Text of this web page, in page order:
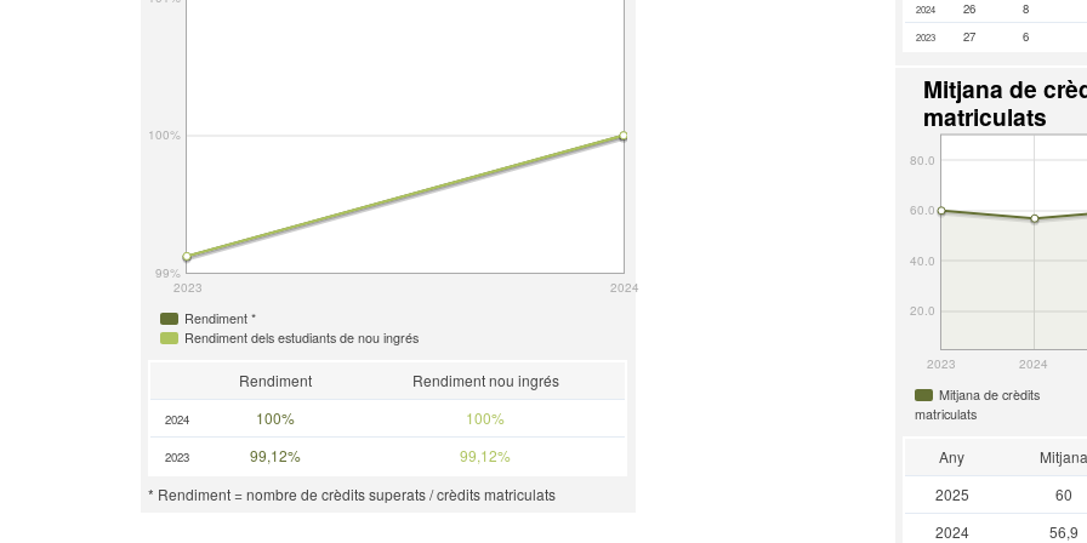
2024 26 8
2023 27 6
Mitjana de
matriculats
2023 2024
20.0
40.0
60.0
80.0
Mitjana de crèdits
matriculats
Any
Mitjana
2025
60
2024
56,9
2023 2024
99%
100%
Rendiment *
Rendiment dels estudiants de nou ingrés
Rendiment Rendiment nou ingrés
2024 100% 100%
2023 99,12%
99,12%
* Rendiment = nombre de crèdits superats / crèdits matriculats